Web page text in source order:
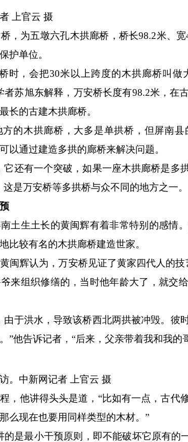
上官云 摄
为五墩六孔木拱廊桥，桥长98.2米、宽
护单位。
，会把30米以上跨度的木拱廊桥叫做
者苏旭东解释，万安桥长度有98.2米，在
长的古建木拱廊桥。
木拱廊桥，大多是单拱桥，但屏南县
以通过建造多拱的廊桥来解决问题。
有一个突破，如果一座木拱廊桥是多
是万安桥等多拱桥与众不同的地方之一。
生土长的黄闽辉有着非常特别的感情
比较有名的木拱廊桥建造世家。
辉认为，万安桥见证了黄家四代人的技
来组织修缮的，当时他年龄大了，就交
洪水，导致该桥西北两拱被冲毁。彼
”他告诉记者，“后来，父亲带着我和我的
中新网记者 上官云 摄
他讲得头头是道，“比如有一点，古代
么现在也要用同样类型的木材。”
最小干预原则，即不能破坏它原有的